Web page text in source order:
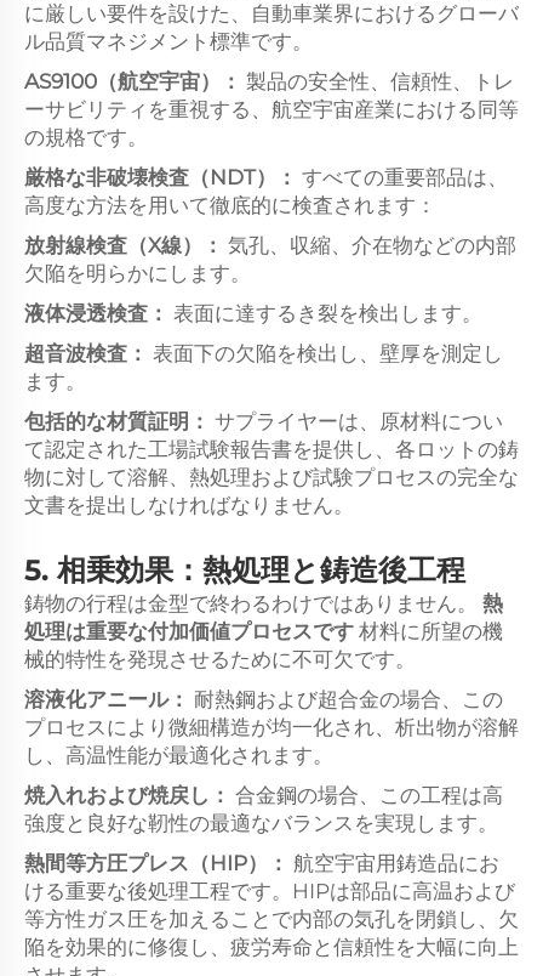
に厳しい要件を設けた、自動車業界におけるグローバ
ル品質マネジメント標準です。
AS9100（航空宇宙）： 製品の安全性、信頼性、トレ
ーサビリティを重視する、航空宇宙産業における同等
の規格です。
厳格な非破壊検査（NDT）： すべての重要部品は、
高度な方法を用いて徹底的に検査されます：
放射線検査（X線）： 気孔、収縮、介在物などの内部
欠陥を明らかにします。
液体浸透検査： 表面に達するき裂を検出します。
超音波検査： 表面下の欠陥を検出し、壁厚を測定し
ます。
包括的な材質証明： サプライヤーは、原材料につい
て認定された工場試験報告書を提供し、各ロットの鋳
物に対して溶解、熱処理および試験プロセスの完全な
文書を提出しなければなりません。
5. 相乗効果：熱処理と鋳造後工程
鋳物の行程は金型で終わるわけではありません。 熱
処理は重要な付加価値プロセスです 材料に所望の機
械的特性を発現させるために不可欠です。
溶液化アニール： 耐熱鋼および超合金の場合、この
プロセスにより微細構造が均一化され、析出物が溶解
し、高温性能が最適化されます。
焼入れおよび焼戻し： 合金鋼の場合、この工程は高
強度と良好な靭性の最適なバランスを実現します。
熱間等方圧プレス（HIP）： 航空宇宙用鋳造品にお
ける重要な後処理工程です。HIPは部品に高温および
等方性ガス圧を加えることで内部の気孔を閉鎖し、欠
陥を効果的に修復し、疲労寿命と信頼性を大幅に向上